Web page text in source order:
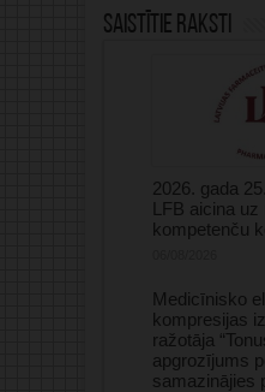
Saistītie raksti
2026. gada
LFB aicina
kompetenču
Medicīnisko
kompresijas
ražotāja
apgrozījums
samazinājies